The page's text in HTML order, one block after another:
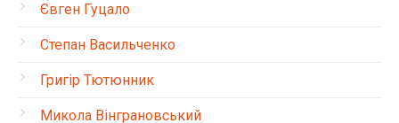
Євген Гуцало
Степан Васильченко
Григір Тютюнник
Микола Вінграновський